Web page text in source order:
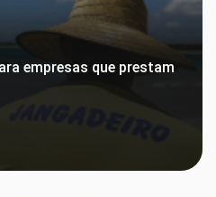
empresas que prestam